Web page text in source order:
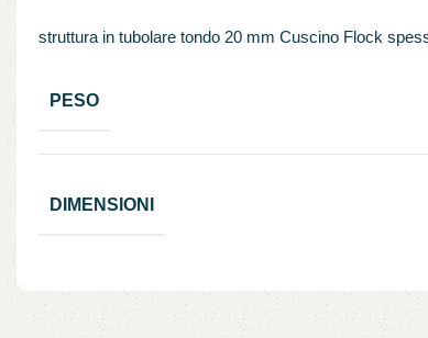
struttura in tubolare tondo 20 mm Cuscino Flock
PESO
DIMENSIONI